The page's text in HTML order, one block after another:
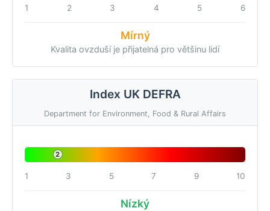
1 2 3 4 5 6
Mírný
Kvalita ovzduší je přijatelná pro většinu lidí
Index UK DEFRA
Department for Environment, Food & Rural Affairs
2
1 3 5 7 9 10
Nízký